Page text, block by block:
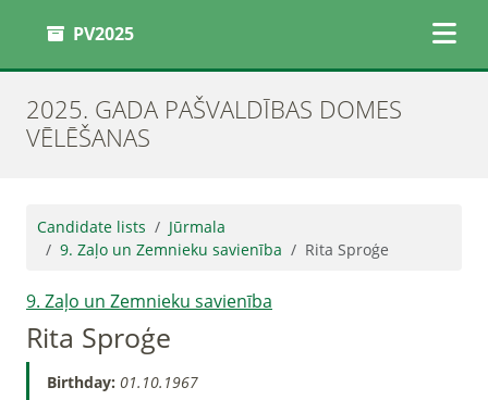
PV2025
2025. GADA PAŠVALDĪBAS DOMES
VĒLĒŠANAS
Candidate lists
Jūrmala
9. Zaļo un Zemnieku savienība
Rita Sproģe
9. Zaļo un Zemnieku savienība
Rita Sproģe
Birthday: 01.10.1967